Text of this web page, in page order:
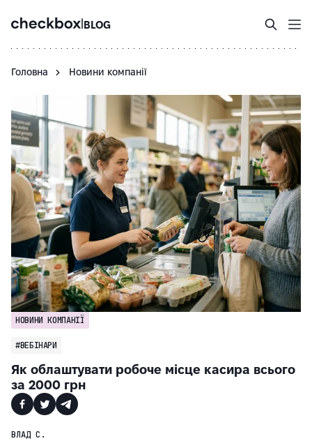
|BLOG
Головна Новини компанії
НОВИНИ КОМПАНІЇ
#ВЕБІНАРИ
Як облаштувати робоче місце касира всього
за 2000 грн
ВЛАД С.